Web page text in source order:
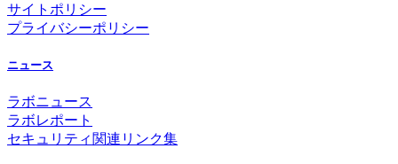
サイトポリシー
プライバシーポリシー
ニュース
ラボニュース
ラボレポート
セキュリティ関連リンク集